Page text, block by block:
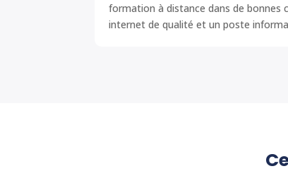
formation à distance dans de bonnes
internet de qualité et un poste